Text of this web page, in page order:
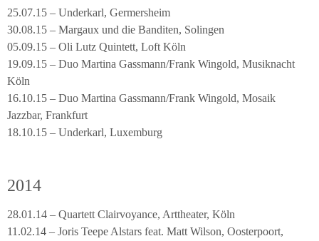
25.07.15 – Underkarl, Germersheim
30.08.15 – Margaux und die Banditen, Solingen
05.09.15 – Oli Lutz Quintett, Loft Köln
19.09.15 – Duo Martina Gassmann/Frank Wingold, Musiknacht
Köln
16.10.15 – Duo Martina Gassmann/Frank Wingold, Mosaik
Jazzbar, Frankfurt
18.10.15 – Underkarl, Luxemburg
2014
28.01.14 – Quartett Clairvoyance, Arttheater, Köln
11.02.14 – Joris Teepe Alstars feat. Matt Wilson, Oosterpoort,